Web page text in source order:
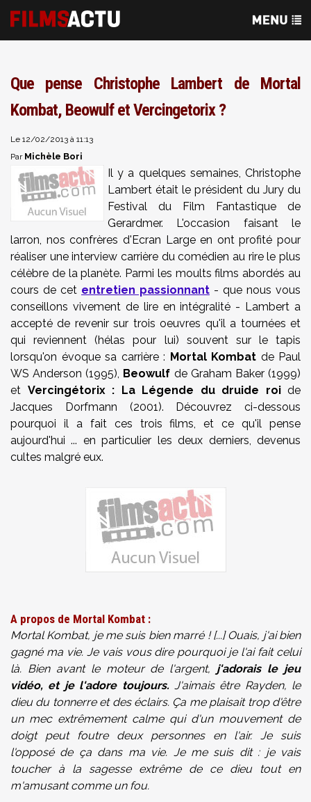
Que pense Christophe Lambert de Mortal
Kombat, Beowulf et Vercingetorix ?
Le 12/02/2013 à 11:13
Par Michèle Bori
Il y a quelques semaines, Christophe
Lambert était le président du Jury du
Festival du Film Fantastique de
Gerardmer. L'occasion faisant le
larron, nos confrères d'Ecran Large en ont profité pour
réaliser une interview carrière du comédien au rire le plus
célèbre de la planète. Parmi les moults films abordés au
cours de cet entretien passionnant - que nous vous
conseillons vivement de lire en intégralité - Lambert a
accepté de revenir sur trois oeuvres qu'il a tournées et
qui reviennent (hélas pour lui) souvent sur le tapis
lorsqu'on évoque sa carrière : Mortal Kombat de Paul
WS Anderson (1995), Beowulf de Graham Baker (1999)
et Vercingétorix : La Légende du druide roide
Jacques Dorfmann (2001). Découvrez ci-dessous
pourquoi il a fait ces trois films, et ce qu'il pense
aujourd'hui ... en particulier les deux derniers, devenus
cultes malgré eux.
A propos de Mortal Kombat :
Mortal Kombat, je me suis bien marré ! [...] Ouais, j'ai bien
gagné ma vie. Je vais vous dire pourquoi je l'ai fait celui
là. Bien avant le moteur de l'argent, j'adorais le jeu
vidéo, et je l'adore toujours. J'aimais être Rayden, le
dieu du tonnerre et des éclairs. Ça me plaisait trop d'être
un mec extrêmement calme qui d'un mouvement de
doigt peut foutre deux personnes en l'air. Je suis
l'opposé de ça dans ma vie. Je me suis dit : je vais
toucher à la sagesse extrême de ce dieu tout en
m'amusant comme un fou.